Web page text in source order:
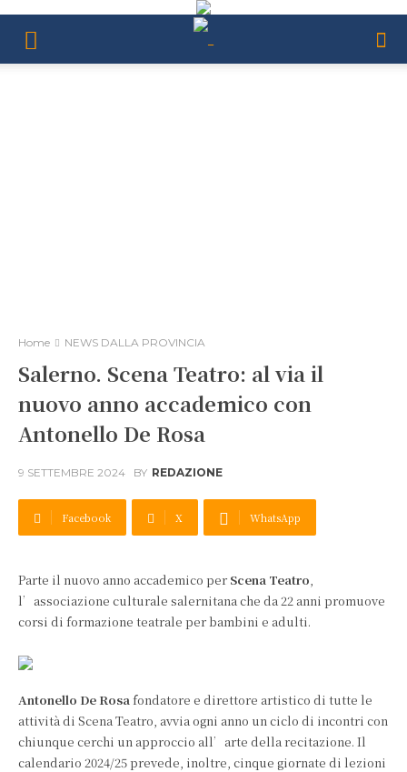
Home NEWS DALLA PROVINCIA
Salerno. Scena Teatro: al via il
nuovo anno accademico con
Antonello De Rosa
9 SETTEMBRE 2024 BY REDAZIONE
Facebook X WhatsApp
Parte il nuovo anno accademico per Scena Teatro,
l’associazione culturale salernitana che da 22 anni promuove
corsi di formazione teatrale per bambini e adulti.
Antonello De Rosafondatore e direttore artistico di tutte le
attività di Scena Teatro, avvia ogni anno un ciclo di incontri con
chiunque cerchi un approccio all’arte della recitazione. Il
calendario 2024/25 prevede, inoltre, cinque giornate di lezioni